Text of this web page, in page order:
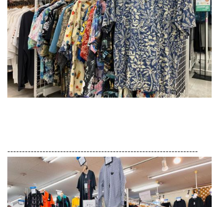
-----------------------------------------------------------------